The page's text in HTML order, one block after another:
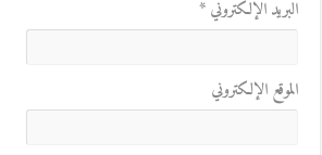
البريد الإلكتروني*
الموقع الإلكتروني